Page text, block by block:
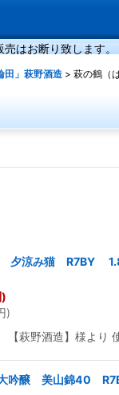
はお断り致します。
田」萩野酒造 > 萩の鶴（
夕涼み猫 R7BY
)
【萩野酒造】様よ
吟醸 美山錦40